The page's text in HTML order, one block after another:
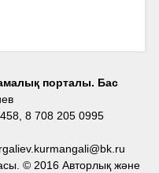
порталы. Бас
8 708 205 0995
© 2016 Авторлық және